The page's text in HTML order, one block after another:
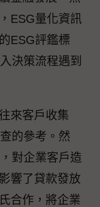
ESG量化資訊
ESG評鑑標
決策流程遇到
來客戶收集
的參考。然
對企業客戶造
響了貸款發放
合作，將企業